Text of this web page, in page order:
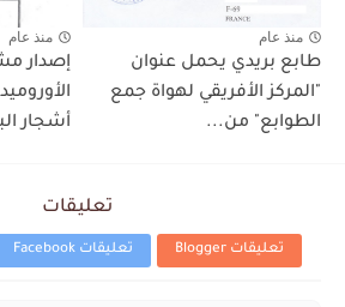
منذ عام
طابع بريدي يحمل عنوان
"المركز الأفريقي لهواة جمع
الطوابع" من...
منذ عام
إصدار
أشجار
تعليقات
تعليقات Blogger تعليقات Facebook